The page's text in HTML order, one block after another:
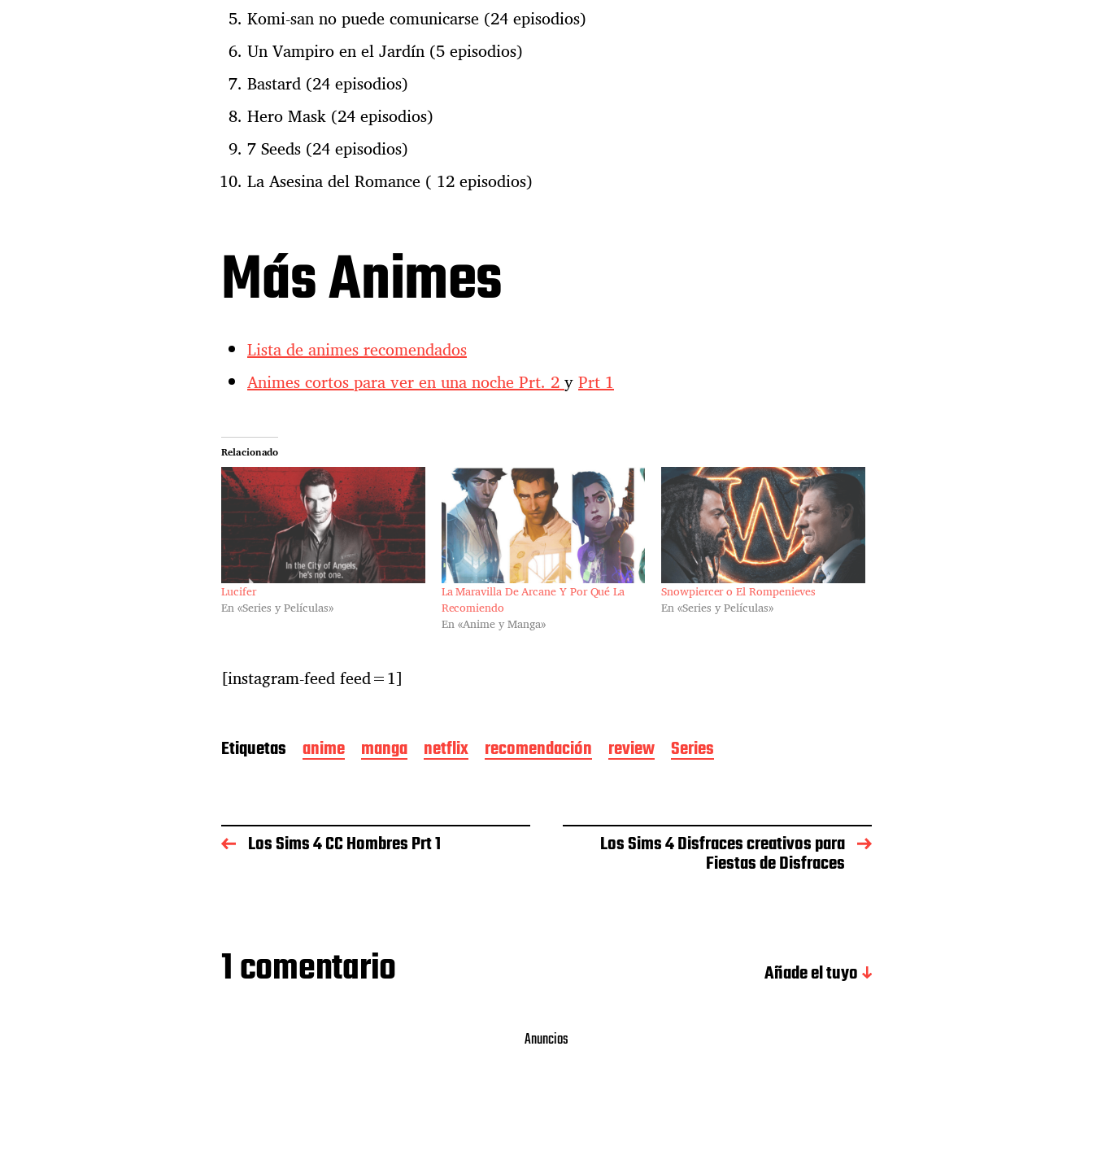
Komi-san no puede comunicarse (24 episodios)
Un Vampiro en el Jardín (5 episodios)
Bastard (24 episodios)
Hero Mask (24 episodios)
7 Seeds (24 episodios)
La Asesina del Romance ( 12 episodios)
Más Animes
Lista de animes recomendados
Animes cortos para ver en una noche Prt. 2yPrt 1
Relacionado
Lucifer
En «Series y Películas»
La Maravilla De Arcane Y Por Qué La
Recomiendo
En «Anime y Manga»
Snowpiercer o El Rompenieves
En «Series y Películas»
[instagram-feed feed=1]
Etiquetas anime manga netflix recomendación review Series
Los Sims 4 CC Hombres Prt 1 Los Sims 4 Disfraces creativos para
Fiestas de Disfraces
1 comentario Añade el tuyo
Anuncios